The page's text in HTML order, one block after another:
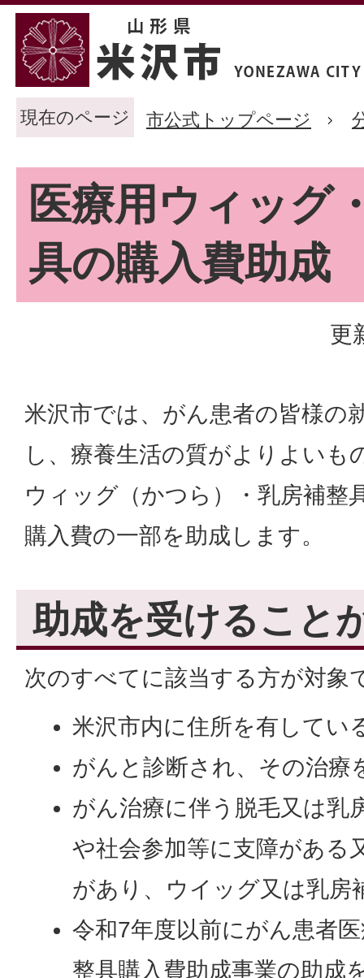
現在のページ 市公式トップページ
医療用ウィッグ
具の購入費助成
更
米沢市では、がん患者の皆様の
し、療養生活の質がよりよいも
ウィッグ（かつら）・乳房補整
購入費の一部を助成します。
助成を受けること
次のすべてに該当する方が対象
米沢市内に住所を有してい
がんと診断され、その治療
がん治療に伴う脱毛又は乳
や社会参加等に支障がある
があり、ウイッグ又は乳房
令和7年度以前にがん患者
整具購入費助成事業の助成